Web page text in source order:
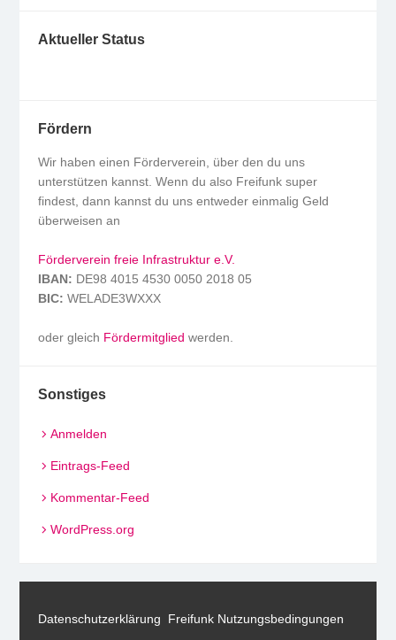
Aktueller Status
Fördern
Wir haben einen Förderverein, über den du uns
unterstützen kannst. Wenn du also Freifunk super
findest, dann kannst du uns entweder einmalig Geld
überweisen an
Förderverein freie Infrastruktur e.V.
IBAN: DE98 4015 4530 0050 2018 05
BIC: WELADE3WXXX
oder gleich Fördermitglied werden.
Sonstiges
Anmelden
Eintrags-Feed
Kommentar-Feed
WordPress.org
Datenschutzerklärung Freifunk Nutzungsbedingungen